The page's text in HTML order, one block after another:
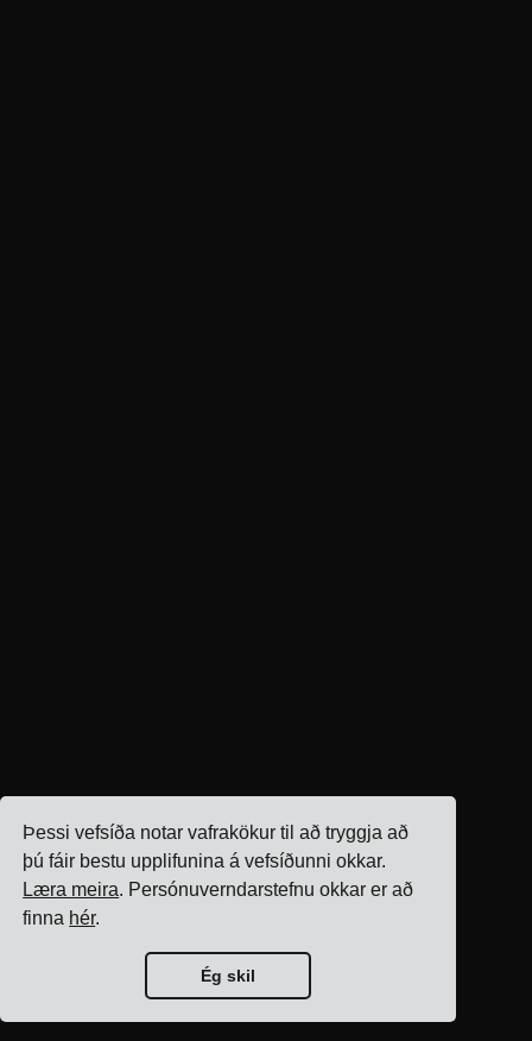
Þessi vefsíða notar vafrakökur til að tryggja að
þú fáir bestu upplifunina á vefsíðunni okkar.
Læra meira. Persónuverndarstefnu okkar er að
finna hér.
Ég skil